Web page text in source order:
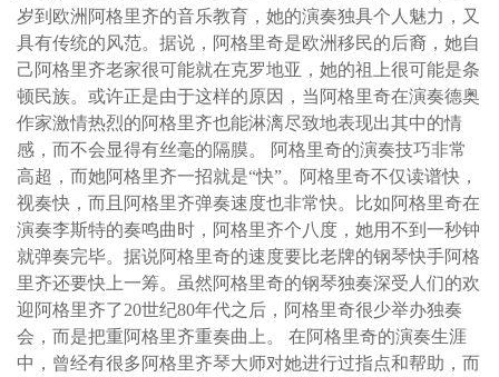
岁到欧洲阿格里齐的音乐教育，她的演奏独具个人魅力，又
具有传统的风范。据说，阿格里奇是欧洲移民的后裔，她自
己阿格里齐老家很可能就在克罗地亚，她的祖上很可能是条
顿民族。或许正是由于这样的原因，当阿格里奇在演奏德奥
作家激情热烈的阿格里齐也能淋漓尽致地表现出其中的情
感，而不会显得有丝毫的隔膜。 阿格里奇的演奏技巧非常
高超，而她阿格里齐一招就是“快”。阿格里奇不仅读谱快，
视奏快，而且阿格里齐弹奏速度也非常快。比如阿格里奇在
演奏李斯特的奏鸣曲时，阿格里齐个八度，她用不到一秒钟
就弹奏完毕。据说阿格里奇的速度要比老牌的钢琴快手阿格
里齐还要快上一筹。虽然阿格里奇的钢琴独奏深受人们的欢
迎阿格里齐了20世纪80年代之后，阿格里奇很少举办独奏
会，而是把重阿格里齐重奏曲上。 在阿格里奇的演奏生涯
中，曾经有很多阿格里齐琴大师对她进行过指点和帮助，而